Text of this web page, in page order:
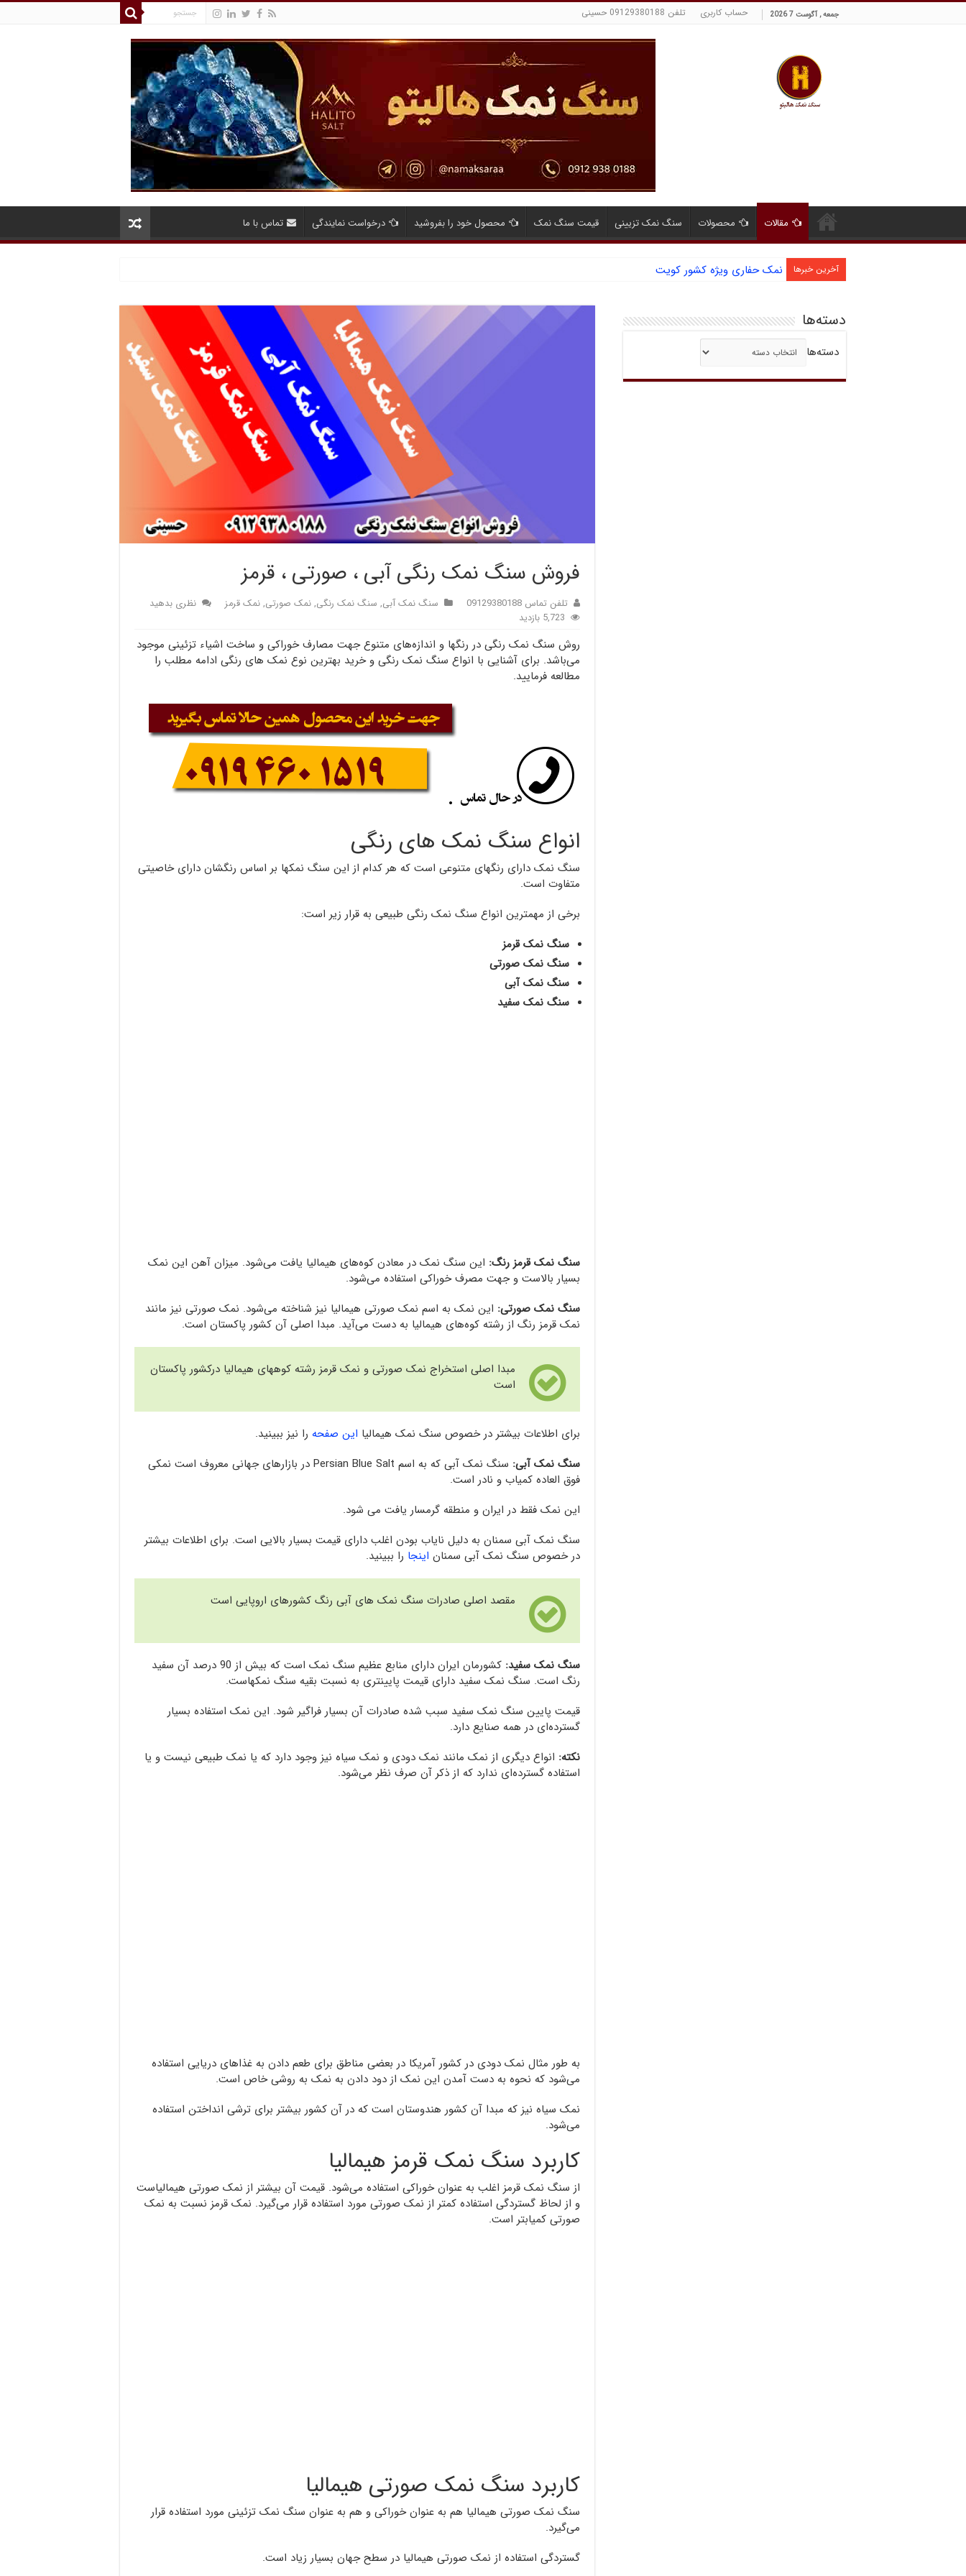
جمعه , آگوست 7 2026 حساب کاربری تلفن 09129380188 حسینی
مقالات محصولات سنگ نمک تزیینی قیمت سنگ نمک محصول خود را بفروشید درخواست نمایندگی تماس با ما
آخرین خبرها نمک حفاری ویژه کشور کویت
فروش سنگ نمک رنگی آبی ، صورتی ، قرمز
تلفن تماس 09129380188 سنگ نمک آبی, سنگ نمک رنگی, نمک صورتی, نمک قرمز
نظری بدهید
5,723 بازدید
روش سنگ نمک رنگی در رنگها و اندازه‌های متنوع جهت مصارف خوراکی و ساخت اشیاء تزئینی موجود
می‌باشد. برای آشنایی با انواع سنگ نمک رنگی و خرید بهترین نوع نمک های رنگی ادامه مطلب را
مطالعه فرمایید.
انواع سنگ نمک های رنگی
سنگ نمک دارای رنگهای متنوعی است که هر کدام از این سنگ نمکها بر اساس رنگشان دارای خاصیتی
متفاوت است.
برخی از مهمترین انواع سنگ نمک رنگی طبیعی به قرار زیر است:
سنگ نمک قرمز
سنگ نمک صورتی
سنگ نمک آبی
سنگ نمک سفید
سنگ نمک قرمز رنگ: این سنگ نمک در معادن کوه‌های هیمالیا یافت می‌شود. میزان آهن این نمک
بسیار بالاست و جهت مصرف خوراکی استفاده می‌شود.
سنگ نمک صورتی: این نمک به اسم نمک صورتی هیمالیا نیز شناخته می‌شود. نمک صورتی نیز مانند
نمک قرمز رنگ از رشته کوه‌های هیمالیا به دست می‌آید. مبدا اصلی آن کشور پاکستان است.
مبدا اصلی استخراج نمک صورتی و نمک قرمز رشته کوههای هیمالیا درکشور پاکستان
است
برای اطلاعات بیشتر در خصوص سنگ نمک هیمالیا این صفحه را نیز ببینید.
سنگ نمک آبی:
سنگ نمک آبی که به اسم Persian Blue Salt در بازارهای جهانی معروف است نمکی
فوق العاده کمیاب و نادر است.
این نمک فقط در ایران و منطقه گرمسار یافت می شود.
سنگ نمک آبی سمنان به دلیل نایاب بودن اغلب دارای قیمت بسیار بالایی است. برای اطلاعات بیشتر
در خصوص سنگ نمک آبی سمنان اینجا را ببینید.
مقصد اصلی صادرات سنگ نمک های آبی رنگ کشورهای اروپایی است
سنگ نمک سفید:
کشورمان ایران دارای منابع عظیم سنگ نمک است که بیش از 90 درصد آن سفید
رنگ است. سنگ نمک سفید دارای قیمت پایینتری به نسبت بقیه سنگ نمکهاست.
قیمت پایین سنگ نمک سفید سبب شده صادرات آن بسیار فراگیر شود. این نمک استفاده بسیار
گسترده‌ای در همه صنایع دارد.
نکته: انواع دیگری از نمک مانند نمک دودی و نمک سیاه نیز وجود دارد که یا نمک طبیعی نیست و یا
استفاده گسترده‌ای ندارد که از ذکر آن صرف نظر می‌شود.
به طور مثال نمک دودی در کشور آمریکا در بعضی مناطق برای طعم دادن به غذاهای دریایی استفاده
می‌شود که نحوه به دست آمدن این نمک از دود دادن به نمک به روشی خاص است.
نمک سیاه نیز که مبدا آن کشور هندوستان است که در آن کشور بیشتر برای ترشی انداختن استفاده
می‌شود.
کاربرد سنگ نمک قرمز هیمالیا
از سنگ نمک قرمز اغلب به عنوان خوراکی استفاده می‌شود. قیمت آن بیشتر از نمک صورتی هیمالیاست
و از لحاظ گستردگی استفاده کمتر از نمک صورتی مورد استفاده قرار می‌گیرد. نمک قرمز نسبت به نمک
صورتی کمیابتر است.
کاربرد سنگ نمک صورتی هیمالیا
سنگ نمک صورتی هیمالیا هم به عنوان خوراکی و هم به عنوان سنگ نمک تزئینی مورد استفاده قرار
می‌گیرد.
گستردگی استفاده از نمک صورتی هیمالیا در سطح جهان بسیار زیاد است.
دسته‌ها
دسته‌ها